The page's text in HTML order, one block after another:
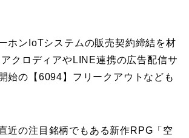
ホンIoTシステムの販売契約締結を材
クロディアやLINE連携の広告配信サ
始の【6094】フリークアウトなども
近の注目銘柄でもある新作RPG「空